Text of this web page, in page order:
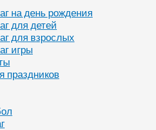
на день рождения
для детей
для взрослых
игры
праздников